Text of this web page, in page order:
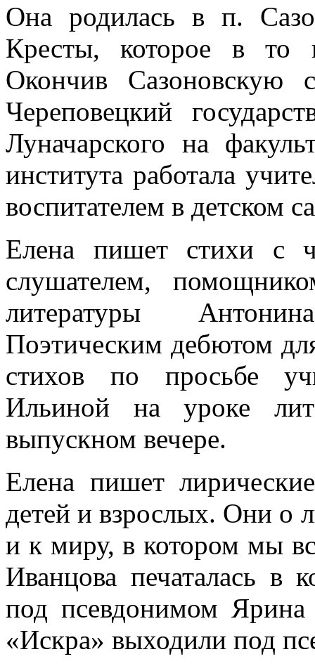
Она родилась в п.
Кресты, которое в то
Окончив Сазоновскую
Череповецкий
Луначарского на
института работала
воспитателем в детском
Елена пишет стихи с
слушателем,
литературы
Поэтическим дебютом
стихов по просьбе
Ильиной на уроке
выпускном вечере.
Елена пишет
детей и взрослых. Они о
и к миру, в котором мы
Иванцова печаталась в
под псевдонимом Ярина
«Искра» выходили под